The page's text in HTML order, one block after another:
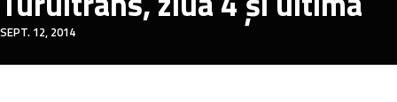
SEPT. 12, 2014